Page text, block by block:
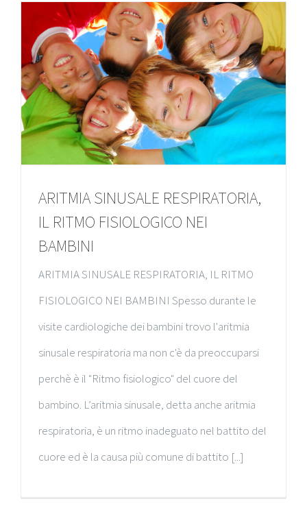
ARITMIA SINUSALE RESPIRATORIA,
IL RITMO FISIOLOGICO NEI
BAMBINI
ARITMIA SINUSALE RESPIRATORIA, IL RITMO
FISIOLOGICO NEI BAMBINI Spesso durante le
visite cardiologiche dei bambini trovo l'aritmia
sinusale respiratoria ma non c'è da preoccuparsi
perchè è il "Ritmo fisiologico" del cuore del
bambino. L’aritmia sinusale, detta anche aritmia
respiratoria, è un ritmo inadeguato nel battito del
cuore ed è la causa più comune di battito [...]